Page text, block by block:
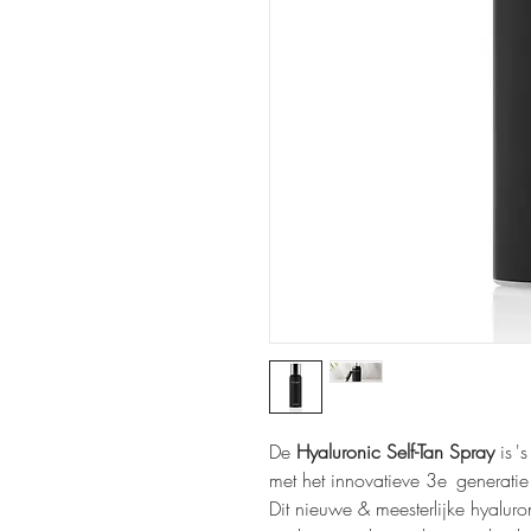
De Hyaluronic Self-Tan Sprayis 's
met het innovatieve 3e
Dit nieuwe & meesterlijke